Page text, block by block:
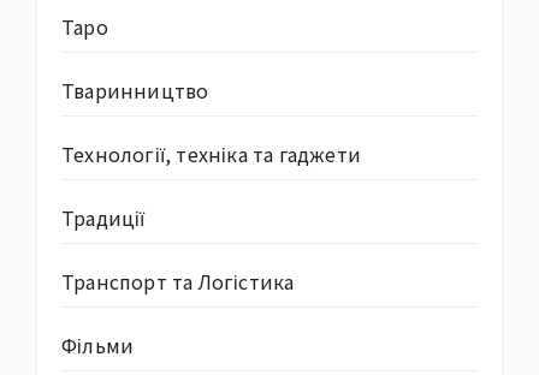
Таро
Тваринництво
Технології, техніка та гаджети
Традиції
Транспорт та Логістика
Фільми